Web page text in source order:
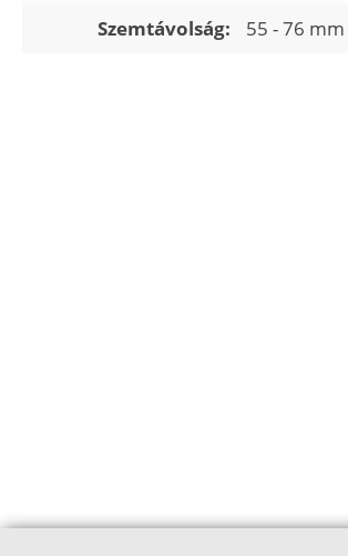
Szemtávolság:
55 - 76 mm